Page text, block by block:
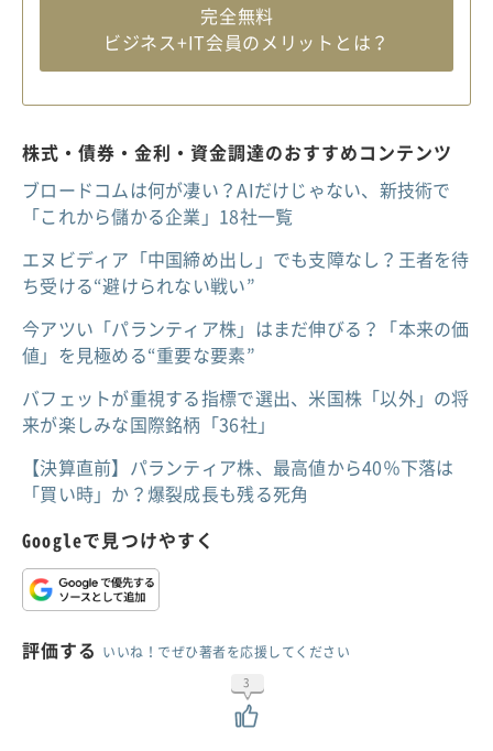
完全無料
ビジネス+IT会員のメリットとは？
株式・債券・金利・資金調達のおすすめコンテンツ
ブロードコムは何が凄い？AIだけじゃない、新技術で
「これから儲かる企業」18社一覧
エヌビディア「中国締め出し」でも支障なし？王者を待
ち受ける“避けられない戦い”
今アツい「パランティア株」はまだ伸びる？「本来の価
値」を見極める“重要な要素”
バフェットが重視する指標で選出、米国株「以外」の将
来が楽しみな国際銘柄「36社」
【決算直前】パランティア株、最高値から40％下落は
「買い時」か？爆裂成長も残る死角
Googleで見つけやすく
評価する いいね！でぜひ著者を応援してください
3